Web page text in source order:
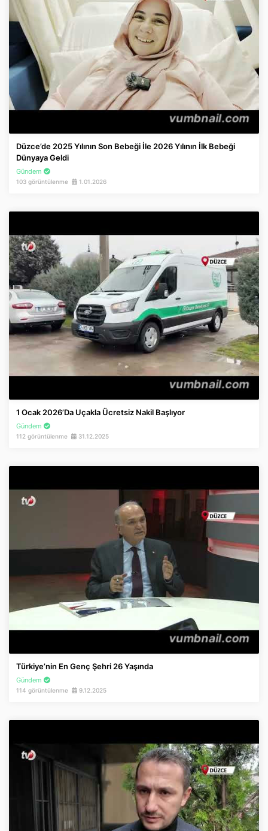
Düzce’de 2025 Yılının Son Bebeği İle 2026 Yılının İlk Bebeği
Dünyaya Geldi
Gündem
103 görüntülenme 1.01.2026
1 Ocak 2026’da Uçakla Ücretsiz Nakil Başlıyor
Gündem
112 görüntülenme 31.12.2025
Türkiye’nin En Genç Şehri 26 Yaşında
Gündem
114 görüntülenme 9.12.2025